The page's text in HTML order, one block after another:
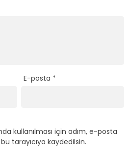
E-posta *
kullanılması için adım, e-posta
tarayıcıya kaydedilsin.